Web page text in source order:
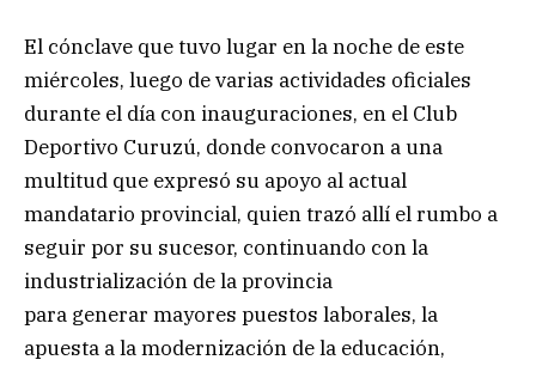
El cónclave que tuvo lugar en la noche de este
miércoles, luego de varias actividades oficiales
durante el día con inauguraciones, en el Club
Deportivo Curuzú, donde convocaron a una
multitud que expresó su apoyo al actual
mandatario provincial, quien trazó allí el rumbo a
seguir por su sucesor, continuando con la
industrialización de la provincia
para generar mayores puestos laborales, la
apuesta a la modernización de la educación,